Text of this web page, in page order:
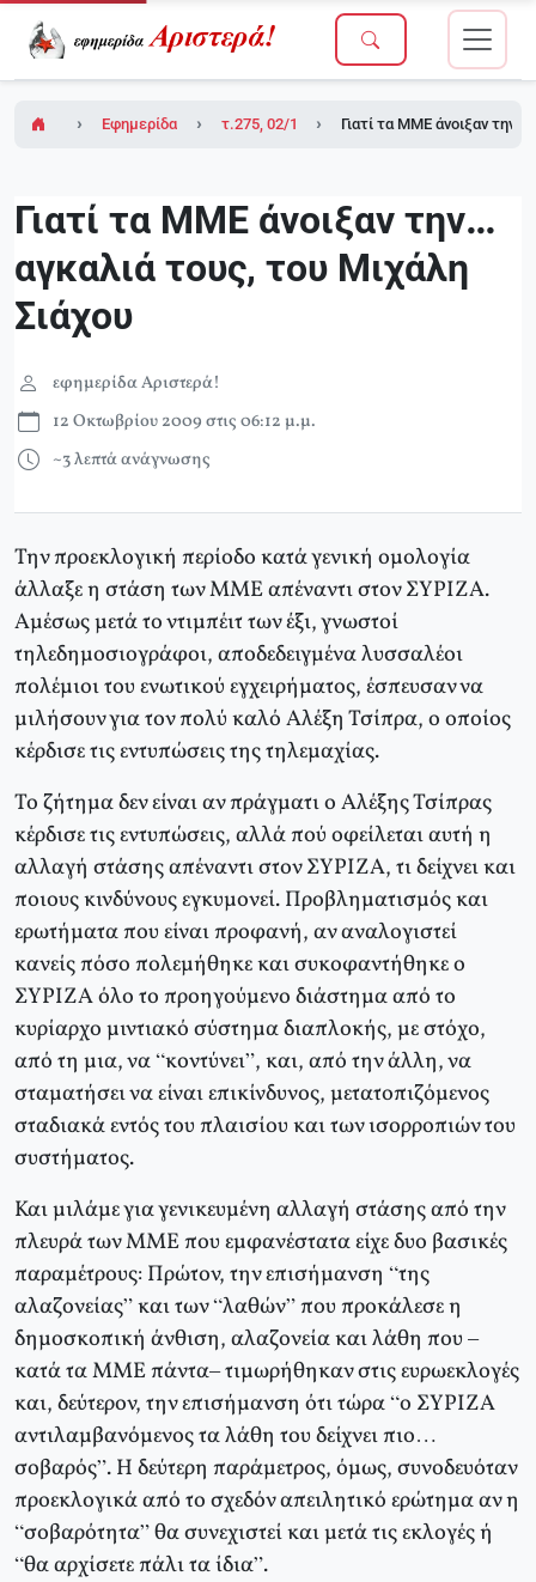
Εφημερίδα Αριστερά!τ.275, 02/10/2009Γιατί τα ΜΜΕ άνοιξαν την…
Γιατί τα ΜΜΕ άνοιξαν την…
αγκαλιά τους, του Μιχάλη
Σιάχου
εφημερίδα Αριστερά!
12 Οκτωβρίου 2009 στις 06:12 μ.μ.
~3 λεπτά ανάγνωσης
Την προεκλογική περίοδο κατά γενική ομολογία
άλλαξε η στάση των ΜΜΕ απέναντι στον ΣΥΡΙΖΑ.
Αμέσως μετά το ντιμπέιτ των έξι, γνωστοί
τηλεδημοσιογράφοι, αποδεδειγμένα λυσσαλέοι
πολέμιοι του ενωτικού εγχειρήματος, έσπευσαν να
μιλήσουν για τον πολύ καλό Αλέξη Τσίπρα, ο οποίος
κέρδισε τις εντυπώσεις της τηλεμαχίας.
Το ζήτημα δεν είναι αν πράγματι ο Αλέξης Τσίπρας
κέρδισε τις εντυπώσεις, αλλά πού οφείλεται αυτή η
αλλαγή στάσης απέναντι στον ΣΥΡΙΖΑ, τι δείχνει και
ποιους κινδύνους εγκυμονεί. Προβληματισμός και
ερωτήματα που είναι προφανή, αν αναλογιστεί
κανείς πόσο πολεμήθηκε και συκοφαντήθηκε ο
ΣΥΡΙΖΑ όλο το προηγούμενο διάστημα από το
κυρίαρχο μιντιακό σύστημα διαπλοκής, με στόχο,
από τη μια, να “κοντύνει”, και, από την άλλη, να
σταματήσει να είναι επικίνδυνος, μετατοπιζόμενος
σταδιακά εντός του πλαισίου και των ισορροπιών του
συστήματος.
Και μιλάμε για γενικευμένη αλλαγή στάσης από την
πλευρά των ΜΜΕ που εμφανέστατα είχε δυο βασικές
παραμέτρους: Πρώτον, την επισήμανση “της
αλαζονείας” και των “λαθών” που προκάλεσε η
δημοσκοπική άνθιση, αλαζονεία και λάθη που –
κατά τα ΜΜΕ πάντα– τιμωρήθηκαν στις ευρωεκλογές
και, δεύτερον, την επισήμανση ότι τώρα “ο ΣΥΡΙΖΑ
αντιλαμβανόμενος τα λάθη του δείχνει πιο…
σοβαρός”. Η δεύτερη παράμετρος, όμως, συνοδευόταν
προεκλογικά από το σχεδόν απειλητικό ερώτημα αν η
“σοβαρότητα” θα συνεχιστεί και μετά τις εκλογές ή
“θα αρχίσετε πάλι τα ίδια”.